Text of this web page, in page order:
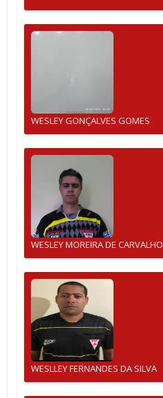
WESLEY GONÇALVES GOMES
WESLEY MOREIRA DE CARVALHO
WESLLEY FERNANDES DA SILVA